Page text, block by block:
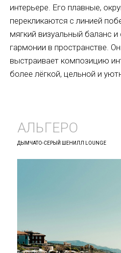
интерьере. Его плавные,
перекликаются с линией
мягкий визуальный баланс
гармонии в пространстве.
выстраивает композицию
более лёгкой, цельной и
АЛЬГЕРО
ДЫМЧАТО-СЕРЫЙ ШЕНИЛЛ LOUNGE